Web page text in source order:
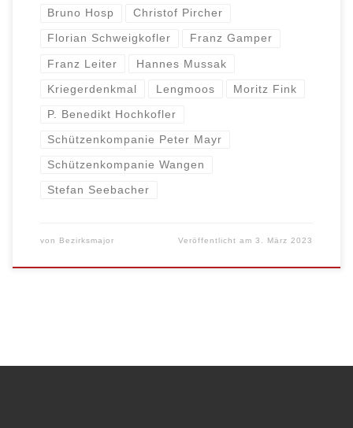
Bruno Hosp Christof Pircher
Florian Schweigkofler Franz Gamper
Franz Leiter Hannes Mussak
Kriegerdenkmal Lengmoos Moritz Fink
P. Benedikt Hochkofler
Schützenkompanie Peter Mayr
Schützenkompanie Wangen
Stefan Seebacher
von Bezirksmajor Veröffentlicht am3. März 2023